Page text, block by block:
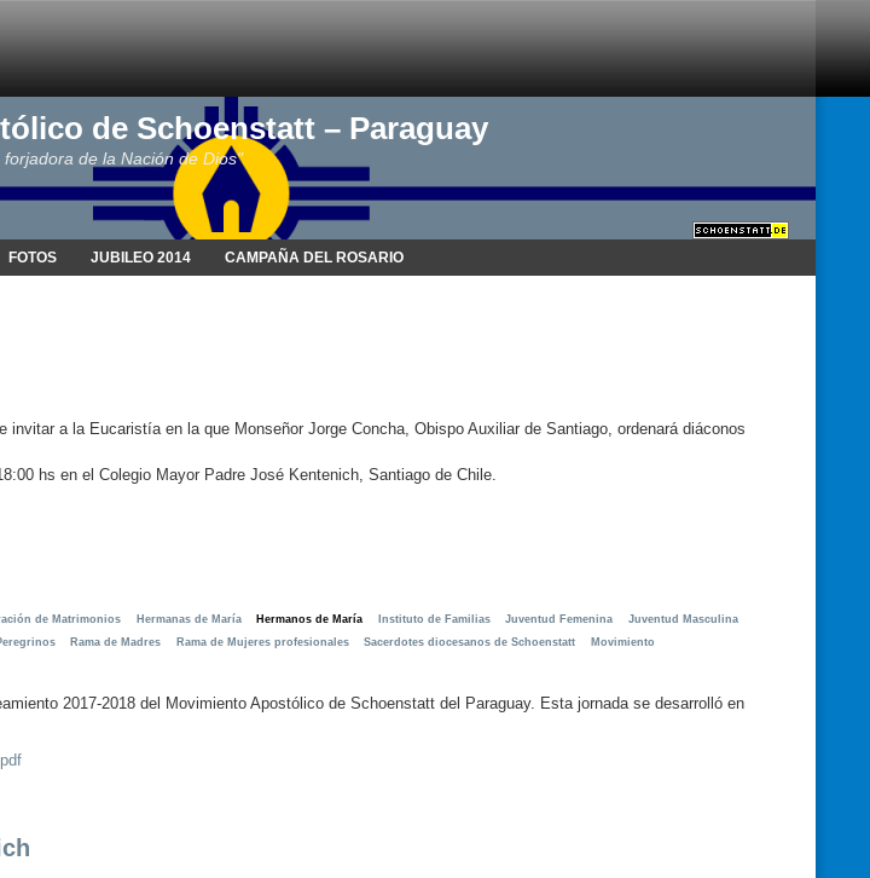
de Schoenstatt – Paraguay
de la Nación de Dios"
FOTOS JUBILEO 2014 CAMPAÑA DEL ROSARIO
a la Eucaristía en la que Monseñor Jorge Concha, Obispo Auxiliar de Santiago, ordenará diáconos
hs en el Colegio Mayor Padre José Kentenich, Santiago de Chile.
de Matrimonios Hermanas de María Hermanos de María Instituto de Familias Juventud Femenina
Juventud Masculina
Rama de Madres Rama de Mujeres profesionales Sacerdotes diocesanos de Schoenstatt Movimiento
2017-2018 del Movimiento Apostólico de Schoenstatt del Paraguay. Esta jornada se desarrolló en